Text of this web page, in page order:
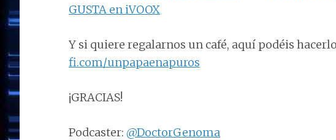
GUSTA en iVOOX
Y si quiere regalarnos un café, aquí podéis
fi.com/unpapaenapuros
¡GRACIAS!
Podcaster: @DoctorGenoma